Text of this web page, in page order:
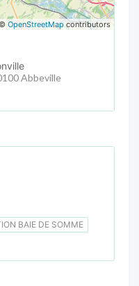
OpenStreetMap contributors
Abbeville
BAIE DE SOMME